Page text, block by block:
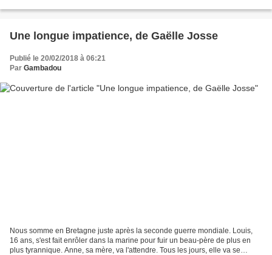
Une longue impatience, de Gaëlle Josse
Publié le 20/02/2018 à 06:21
Par Gambadou
Nous somme en Bretagne juste après la seconde guerre mondiale. Louis,
16 ans, s'est fait enrôler dans la marine pour fuir un beau-père de plus en
plus tyrannique. Anne, sa mère, va l'attendre. Tous les jours, elle va se